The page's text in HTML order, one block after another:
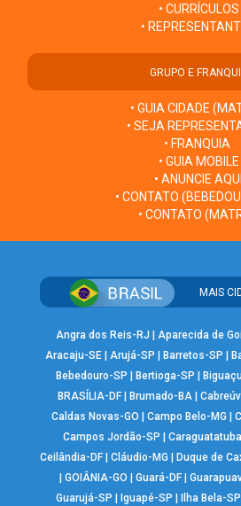
• CURRÍCULOS
•
GRUPO E
• GUIA CIDADE
• SEJA
• FRANQUIA
• GUIA MOBILE
• ANUNCIE AQUI
• CONTATO
• CONTATO
MAIS
Angra dos Reis-RJ Aparecida de
Aracaju-SE |Arujá-SP Barretos-SP
Bebedouro-SP
Bertioga-SP
BRASÍLIA-DF| Brumado-BA|
Caldas Novas-GO
|Campo Belo-MG |
Campos Jordão-SP
Ceilândia-DF| Cláudio-MG Duque de
GOIÂNIA-GO Guará-DF|
Guarujá-SP
Iguapé-SP Ilha Bela-SP